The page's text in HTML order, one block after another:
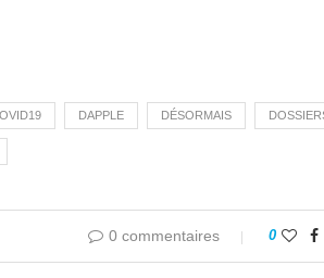
DAPPLE DÉSORMAIS
0 commentaires 0